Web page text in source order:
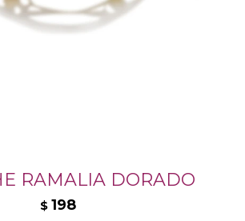
RAMALIA DORADO
$ 198